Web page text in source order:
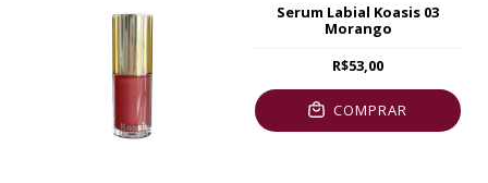
Serum Labial Koasis 03
Morango
R$53,00
COMPRAR